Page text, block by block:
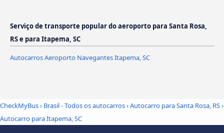
Serviço de transporte popular do aeroporto para Santa Rosa,
RS e para Itapema, SC
Autocarros Aeroporto Navegantes Itapema, SC
CheckMyBus› Brasil - Todos os autocarros›Autocarro para Santa Rosa, RS›
Autocarro para Itapema, SC